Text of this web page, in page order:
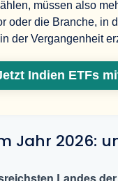
müssen also
oder die Branche, in
der Vergangenheit
Indien ETFs
Jahr 2026: